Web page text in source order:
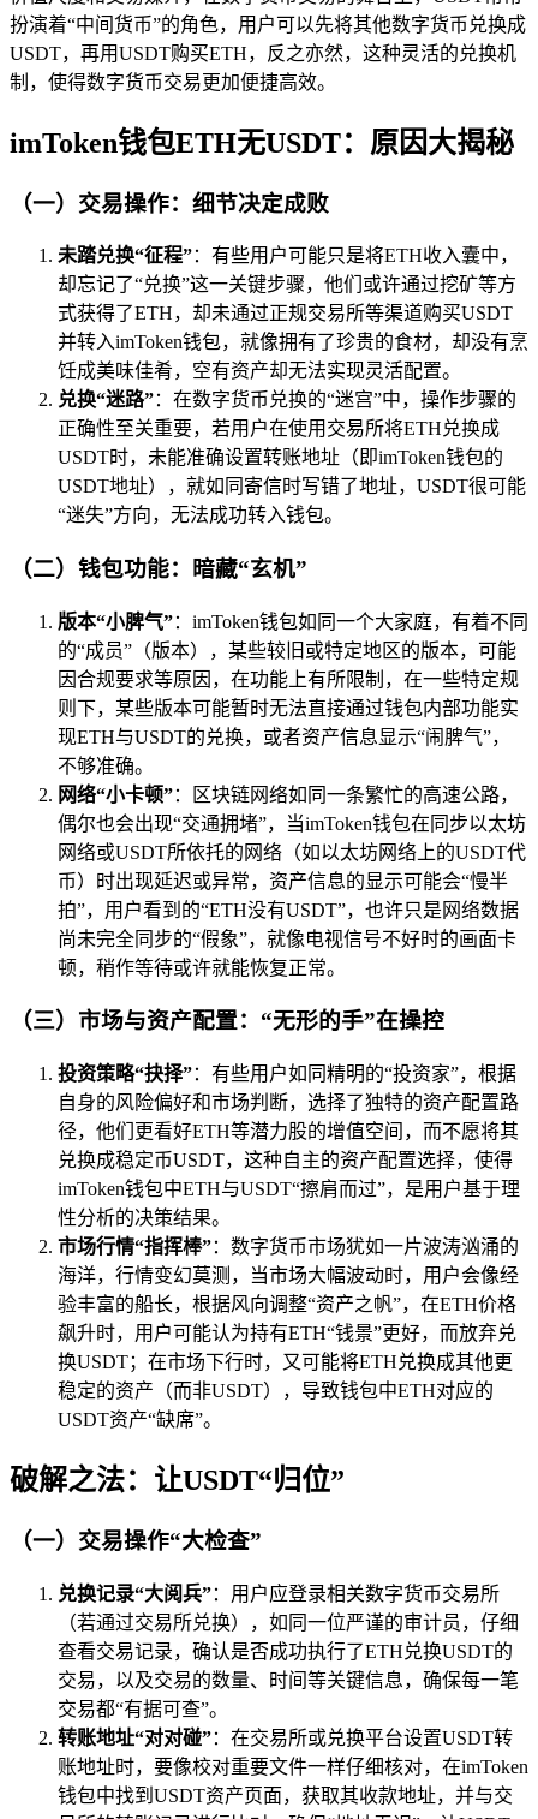
扮演着“中间货币”的角色，用户可以先将其他数字货币兑换成
USDT，再用USDT购买ETH，反之亦然，这种灵活的兑换机
制，使得数字货币交易更加便捷高效。
imToken钱包ETH无USDT：原因大揭秘
（一）交易操作：细节决定成败
未踏兑换“征程”：有些用户可能只是将ETH收入囊中，
却忘记了“兑换”这一关键步骤，他们或许通过挖矿等方
式获得了ETH，却未通过正规交易所等渠道购买USDT
并转入imToken钱包，就像拥有了珍贵的食材，却没有烹
饪成美味佳肴，空有资产却无法实现灵活配置。
兑换“迷路”：在数字货币兑换的“迷宫”中，操作步骤的
正确性至关重要，若用户在使用交易所将ETH兑换成
USDT时，未能准确设置转账地址（即imToken钱包的
USDT地址），就如同寄信时写错了地址，USDT很可能
“迷失”方向，无法成功转入钱包。
（二）钱包功能：暗藏“玄机”
版本“小脾气”：imToken钱包如同一个大家庭，有着不同
的“成员”（版本），某些较旧或特定地区的版本，可能
因合规要求等原因，在功能上有所限制，在一些特定规
则下，某些版本可能暂时无法直接通过钱包内部功能实
现ETH与USDT的兑换，或者资产信息显示“闹脾气”，
不够准确。
网络“小卡顿”：区块链网络如同一条繁忙的高速公路，
偶尔也会出现“交通拥堵”，当imToken钱包在同步以太坊
网络或USDT所依托的网络（如以太坊网络上的USDT代
币）时出现延迟或异常，资产信息的显示可能会“慢半
拍”，用户看到的“ETH没有USDT”，也许只是网络数据
尚未完全同步的“假象”，就像电视信号不好时的画面卡
顿，稍作等待或许就能恢复正常。
（三）市场与资产配置：“无形的手”在操控
投资策略“抉择”：有些用户如同精明的“投资家”，根据
自身的风险偏好和市场判断，选择了独特的资产配置路
径，他们更看好ETH等潜力股的增值空间，而不愿将其
兑换成稳定币USDT，这种自主的资产配置选择，使得
imToken钱包中ETH与USDT“擦肩而过”，是用户基于理
性分析的决策结果。
市场行情“指挥棒”：数字货币市场犹如一片波涛汹涌的
海洋，行情变幻莫测，当市场大幅波动时，用户会像经
验丰富的船长，根据风向调整“资产之帆”，在ETH价格
飙升时，用户可能认为持有ETH“钱景”更好，而放弃兑
换USDT；在市场下行时，又可能将ETH兑换成其他更
稳定的资产（而非USDT），导致钱包中ETH对应的
USDT资产“缺席”。
破解之法：让USDT“归位”
（一）交易操作“大检查”
兑换记录“大阅兵”：用户应登录相关数字货币交易所
（若通过交易所兑换），如同一位严谨的审计员，仔细
查看交易记录，确认是否成功执行了ETH兑换USDT的
交易，以及交易的数量、时间等关键信息，确保每一笔
交易都“有据可查”。
转账地址“对对碰”：在交易所或兑换平台设置USDT转
账地址时，要像校对重要文件一样仔细核对，在imToken
钱包中找到USDT资产页面，获取其收款地址，并与交